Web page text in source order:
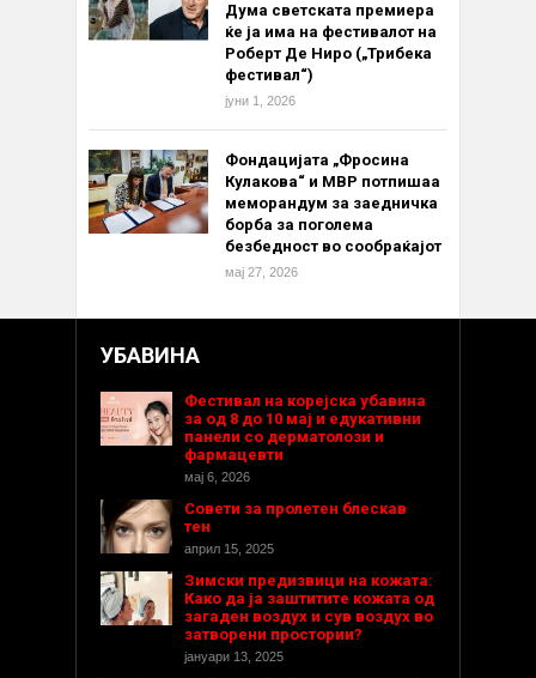
Дума светската премиера
ќе ја има на фестивалот на
Роберт Де Ниро („Трибека
фестивал“)
јуни 1, 2026
Фондацијата „Фросина
Кулакова“ и МВР потпишаа
меморандум за заедничка
борба за поголема
безбедност во сообраќајот
мај 27, 2026
УБАВИНА
Фестивал на корејска убавина
за од 8 до 10 мај и едукативни
панели со дерматолози и
фармацевти
мај 6, 2026
Совети за пролетен блескав
тен
април 15, 2025
Зимски предизвици на кожата:
Како да ја заштитите кожата од
загаден воздух и сув воздух во
затворени простории?
јануари 13, 2025